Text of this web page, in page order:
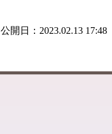
公開日：2023.02.13 17:48